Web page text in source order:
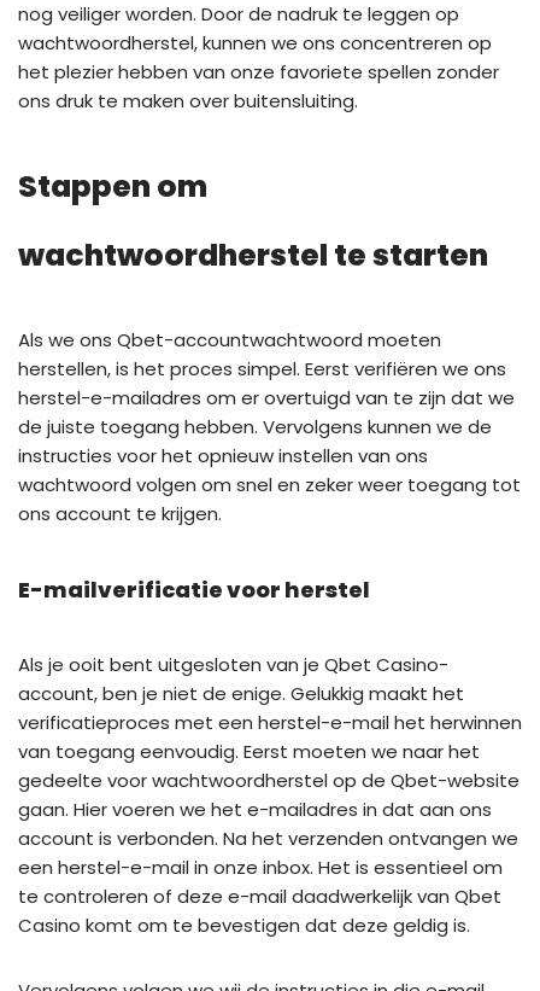
nog veiliger worden. Door de nadruk te leggen op
wachtwoordherstel, kunnen we ons concentreren op
het plezier hebben van onze favoriete spellen zonder
ons druk te maken over buitensluiting.
Stappen om
wachtwoordherstel te starten
Als we ons Qbet-accountwachtwoord moeten
herstellen, is het proces simpel. Eerst verifiëren we ons
herstel-e-mailadres om er overtuigd van te zijn dat we
de juiste toegang hebben. Vervolgens kunnen we de
instructies voor het opnieuw instellen van ons
wachtwoord volgen om snel en zeker weer toegang tot
ons account te krijgen.
E-mailverificatie voor herstel
Als je ooit bent uitgesloten van je Qbet Casino-
account, ben je niet de enige. Gelukkig maakt het
verificatieproces met een herstel-e-mail het herwinnen
van toegang eenvoudig. Eerst moeten we naar het
gedeelte voor wachtwoordherstel op de Qbet-website
gaan. Hier voeren we het e-mailadres in dat aan ons
account is verbonden. Na het verzenden ontvangen we
een herstel-e-mail in onze inbox. Het is essentieel om
te controleren of deze e-mail daadwerkelijk van Qbet
Casino komt om te bevestigen dat deze geldig is.